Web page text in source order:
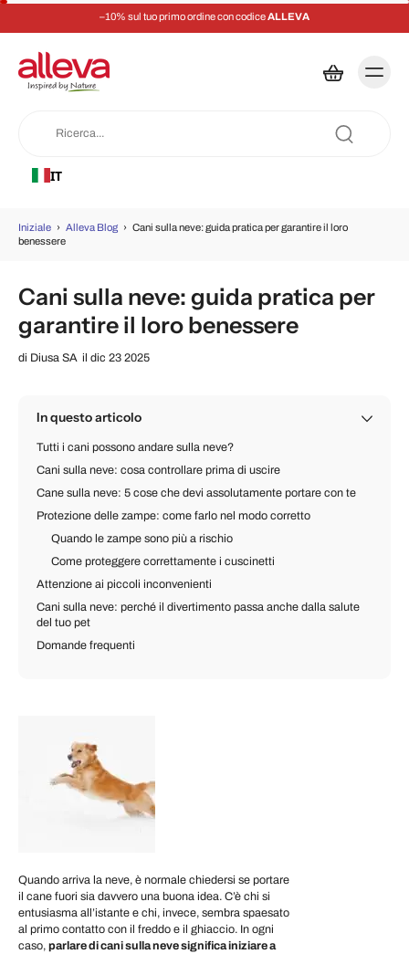
–10% sul tuo primo ordine con codiceALLEVA
IT
Iniziale › Alleva Blog › Cani sulla neve: guida pratica per garantire il loro
benessere
Cani sulla neve: guida pratica per
garantire il loro benessere
di Diusa SA il dic 23 2025
In questo articolo
Tutti i cani possono andare sulla neve?
Cani sulla neve: cosa controllare prima di uscire
Cane sulla neve: 5 cose che devi assolutamente portare con te
Protezione delle zampe: come farlo nel modo corretto
Quando le zampe sono più a rischio
Come proteggere correttamente i cuscinetti
Attenzione ai piccoli inconvenienti
Cani sulla neve: perché il divertimento passa anche dalla salute
del tuo pet
Domande frequenti
Quando arriva la neve, è normale chiedersi se portare
il cane fuori sia davvero una buona idea. C’è chi si
entusiasma all’istante e chi, invece, sembra spaesato
al primo contatto con il freddo e il ghiaccio. In ogni
caso, parlare di cani sulla neve significa iniziare a